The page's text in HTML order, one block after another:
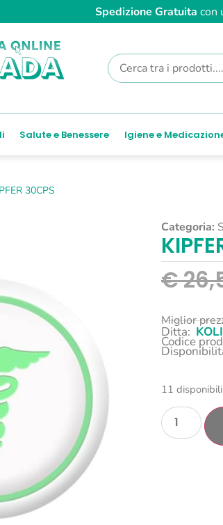
Spedizione Gratuita con
Salute e Benessere Igiene e
30CPS
Categoria:
€
Miglior
Ditta:
Codice
11 disponibili